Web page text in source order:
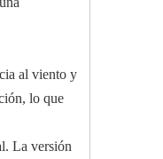
al viento y
lo que
La versión